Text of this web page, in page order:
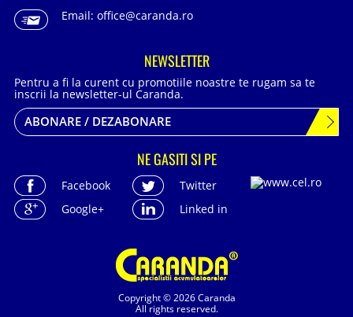
Copyright © 2026 Caranda
All rights reserved.
Email: office@caranda.ro
NEWSLETTER
Pentru a fi la curent cu promotiile noastre te rugam sa te
inscrii la newsletter-ul Caranda.
ABONARE / DEZABONARE
NE GASITI SI PE
Facebook
Twitter
Google+
Linked in